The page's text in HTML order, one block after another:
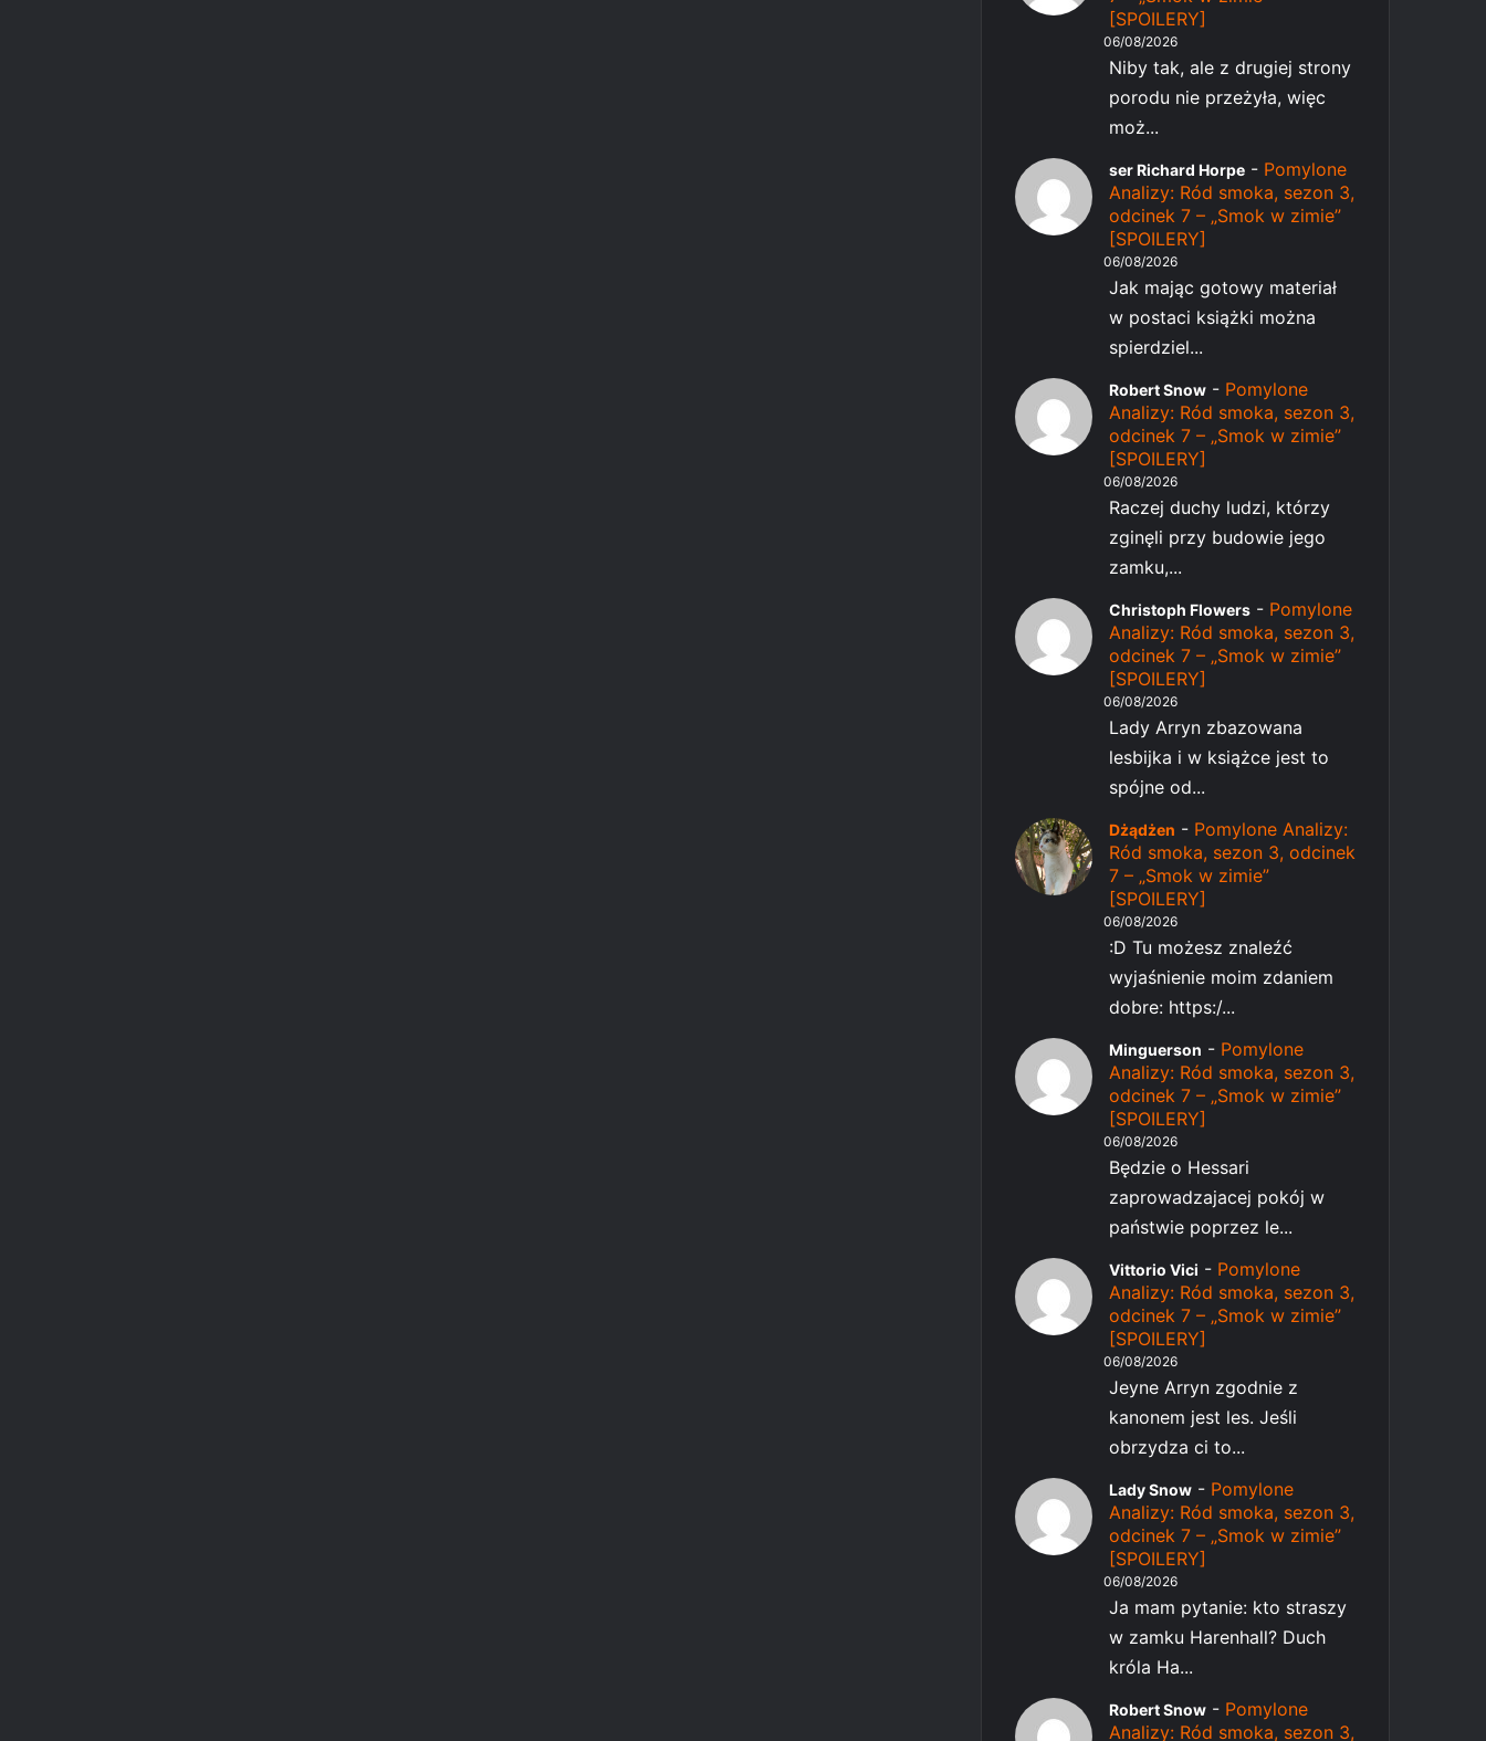
[SPOILERY]
06/08/2026
Niby tak, ale z drugiej strony
porodu nie przeżyła, więc
moż...
ser Richard Horpe - Pomylone
Analizy: Ród smoka, sezon 3,
odcinek 7 – „Smok w zimie”
[SPOILERY]
06/08/2026
Jak mając gotowy materiał
w postaci książki można
spierdziel...
Robert Snow - Pomylone
Analizy: Ród smoka, sezon 3,
odcinek 7 – „Smok w zimie”
[SPOILERY]
06/08/2026
Raczej duchy ludzi, którzy
zginęli przy budowie jego
zamku,...
Christoph Flowers - Pomylone
Analizy: Ród smoka, sezon 3,
odcinek 7 – „Smok w zimie”
[SPOILERY]
06/08/2026
Lady Arryn zbazowana
lesbijka i w książce jest to
spójne od...
Dżądżen - Pomylone Analizy:
Ród smoka, sezon 3, odcinek
7 – „Smok w zimie”
[SPOILERY]
06/08/2026
:D Tu możesz znaleźć
wyjaśnienie moim zdaniem
dobre: https:/...
Minguerson - Pomylone
Analizy: Ród smoka, sezon 3,
odcinek 7 – „Smok w zimie”
[SPOILERY]
06/08/2026
Będzie o Hessari
zaprowadzajacej pokój w
państwie poprzez le...
Vittorio Vici - Pomylone
Analizy: Ród smoka, sezon 3,
odcinek 7 – „Smok w zimie”
[SPOILERY]
06/08/2026
Jeyne Arryn zgodnie z
kanonem jest les. Jeśli
obrzydza ci to...
Lady Snow - Pomylone
Analizy: Ród smoka, sezon 3,
odcinek 7 – „Smok w zimie”
[SPOILERY]
06/08/2026
Ja mam pytanie: kto straszy
w zamku Harenhall? Duch
króla Ha...
Robert Snow - Pomylone
Analizy: Ród smoka, sezon 3,